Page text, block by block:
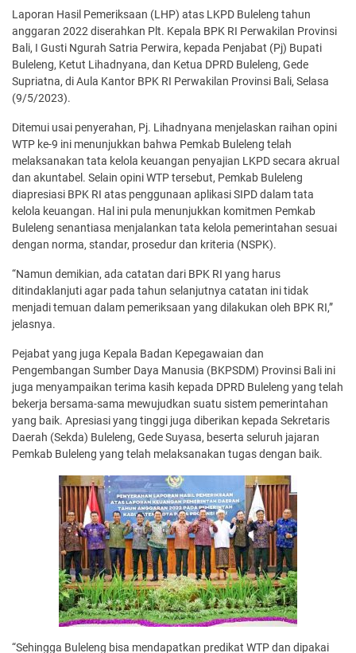
Laporan Hasil Pemeriksaan (LHP) atas LKPD Buleleng tahun
anggaran 2022 diserahkan Plt. Kepala BPK RI Perwakilan Provinsi
Bali, I Gusti Ngurah Satria Perwira, kepada Penjabat (Pj) Bupati
Buleleng, Ketut Lihadnyana, dan Ketua DPRD Buleleng, Gede
Supriatna, di Aula Kantor BPK RI Perwakilan Provinsi Bali, Selasa
(9/5/2023).
Ditemui usai penyerahan, Pj. Lihadnyana menjelaskan raihan opini
WTP ke-9 ini menunjukkan bahwa Pemkab Buleleng telah
melaksanakan tata kelola keuangan penyajian LKPD secara akrual
dan akuntabel. Selain opini WTP tersebut, Pemkab Buleleng
diapresiasi BPK RI atas penggunaan aplikasi SIPD dalam tata
kelola keuangan. Hal ini pula menunjukkan komitmen Pemkab
Buleleng senantiasa menjalankan tata kelola pemerintahan sesuai
dengan norma, standar, prosedur dan kriteria (NSPK).
“Namun demikian, ada catatan dari BPK RI yang harus
ditindaklanjuti agar pada tahun selanjutnya catatan ini tidak
menjadi temuan dalam pemeriksaan yang dilakukan oleh BPK RI,”
jelasnya.
Pejabat yang juga Kepala Badan Kepegawaian dan
Pengembangan Sumber Daya Manusia (BKPSDM) Provinsi Bali ini
juga menyampaikan terima kasih kepada DPRD Buleleng yang telah
bekerja bersama-sama mewujudkan suatu sistem pemerintahan
yang baik. Apresiasi yang tinggi juga diberikan kepada Sekretaris
Daerah (Sekda) Buleleng, Gede Suyasa, beserta seluruh jajaran
Pemkab Buleleng yang telah melaksanakan tugas dengan baik.
“Sehingga Buleleng bisa mendapatkan predikat WTP dan dipakai